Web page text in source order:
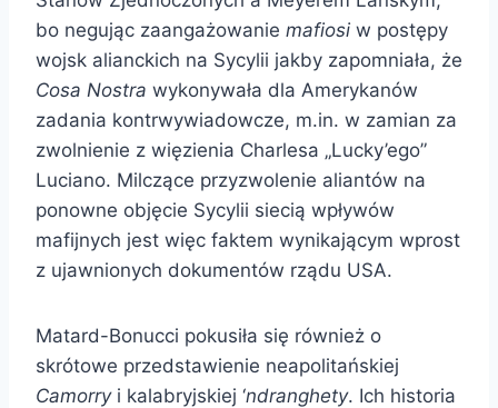
bo negując zaangażowanie mafiosi w postępy
wojsk alianckich na Sycylii jakby zapomniała, że
Cosa Nostra wykonywała dla Amerykanów
zadania kontrwywiadowcze, m.in. w zamian za
zwolnienie z więzienia Charlesa „Lucky’ego”
Luciano. Milczące przyzwolenie aliantów na
ponowne objęcie Sycylii siecią wpływów
mafijnych jest więc faktem wynikającym wprost
z ujawnionych dokumentów rządu USA.
Matard-Bonucci pokusiła się również o
skrótowe przedstawienie neapolitańskiej
Camorryi kalabryjskiej ‘ndranghety. Ich historia